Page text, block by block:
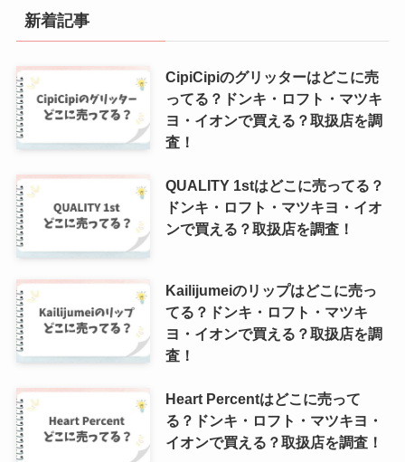
新着記事
CipiCipiのグリッターはどこに売
ってる？ドンキ・ロフト・マツキ
ヨ・イオンで買える？取扱店を調
査！
QUALITY 1stはどこに売ってる？
ドンキ・ロフト・マツキヨ・イオ
ンで買える？取扱店を調査！
Kailijumeiのリップはどこに売っ
てる？ドンキ・ロフト・マツキ
ヨ・イオンで買える？取扱店を調
査！
Heart Percentはどこに売って
る？ドンキ・ロフト・マツキヨ・
イオンで買える？取扱店を調査！